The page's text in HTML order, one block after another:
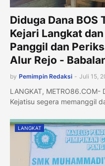
Diduga Dana BOS
Kejari Langkat
Panggil dan
Alur Rejo -
by Pemimpin Redaksi - Juli 15,
LANGKAT,
Kejatisu segera memanggil
LANGKAT